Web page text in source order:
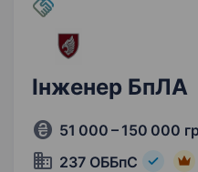
Інженер БпЛА
51 000 – 150 000
237 ОББпС